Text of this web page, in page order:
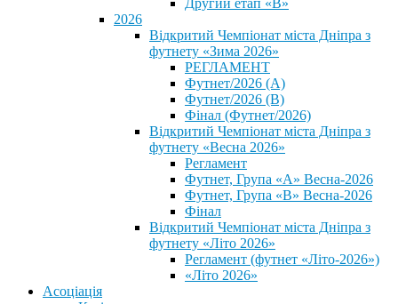
Другий етап «В»
2026
Відкритий Чемпіонат міста Дніпра з
футнету «Зима 2026»
РЕГЛАМЕНТ
Футнет/2026 (А)
Футнет/2026 (В)
Фінал (Футнет/2026)
Відкритий Чемпіонат міста Дніпра з
футнету «Весна 2026»
Регламент
Футнет, Група «А» Весна-2026
Футнет, Група «В» Весна-2026
Фінал
Відкритий Чемпіонат міста Дніпра з
футнету «Літо 2026»
Регламент (футнет «Літо-2026»)
«Літо 2026»
Асоціація